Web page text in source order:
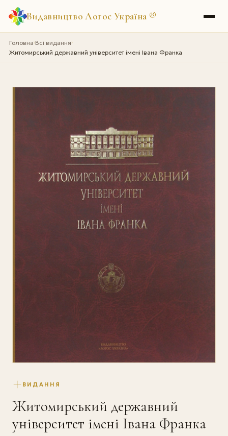
Видавництво Логос Україна ®
Головна›Всі видання›
Житомирський державний університет імені Івана Франка
ВИДАННЯ
Житомирський державний
університет імені Івана Франка